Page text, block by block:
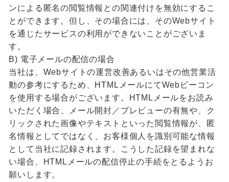
ンによる匿名の閲覧情報との関連付けを無効にするこ
とができます。但し、その場合には、そのWebサイト
を通じたサービスの利用ができないことがございま
す。
B) 電子メールの配信の場合
当社は、Webサイトの運営改善あるいはその他営業活
動の参考にするため、HTMLメールにてWebビーコン
を使用する場合がございます。HTMLメールをお読み
いただく場合、メール開封／プレビューの有無や、ク
リックされた画像やテキストといった閲覧情報が、匿
名情報としてではなく、お客様個人を識別可能な情報
として当社に記録されます。こうした記録を望まれな
い場合、HTMLメールの配信停止の手続をとるようお
願いします。